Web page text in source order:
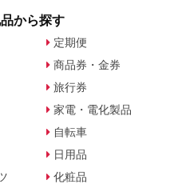
から探す
定期便
商品券・金券
旅行券
家電・電化製品
自転車
日用品
化粧品